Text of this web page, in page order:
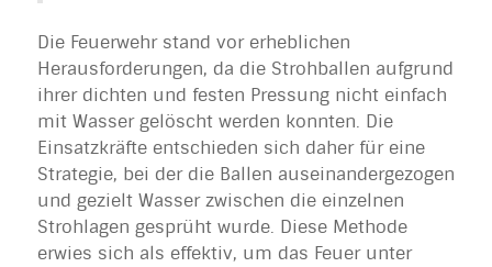
Die Feuerwehr stand vor erheblichen
Herausforderungen, da die Strohballen aufgrund
ihrer dichten und festen Pressung nicht einfach
mit Wasser gelöscht werden konnten. Die
Einsatzkräfte entschieden sich daher für eine
Strategie, bei der die Ballen auseinandergezogen
und gezielt Wasser zwischen die einzelnen
Strohlagen gesprüht wurde. Diese Methode
erwies sich als effektiv, um das Feuer unter